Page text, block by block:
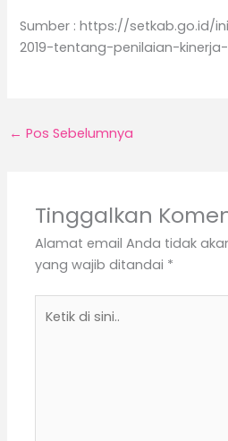
Sumber : https://setkab.go.id/
2019-tentang-penilaian-
← Pos Sebelumnya
Tinggalkan
Alamat email Anda tidak
yang wajib ditandai *
di